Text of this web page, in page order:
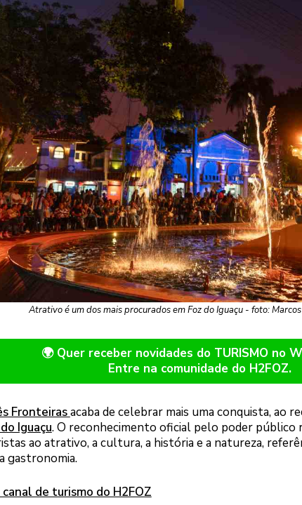
Atrativo é um dos mais procurados em Foz do Iguaçu - foto:
🌍 Quer receber novidades do TURISMO no
Entre na comunidade do H2FOZ.
Fronteirasacaba de celebrar mais uma conquista, ao
Iguaçu. O reconhecimento oficial pelo poder público
ao atrativo, a cultura, a história e a natureza,
gastronomia.
de turismo do H2FOZ